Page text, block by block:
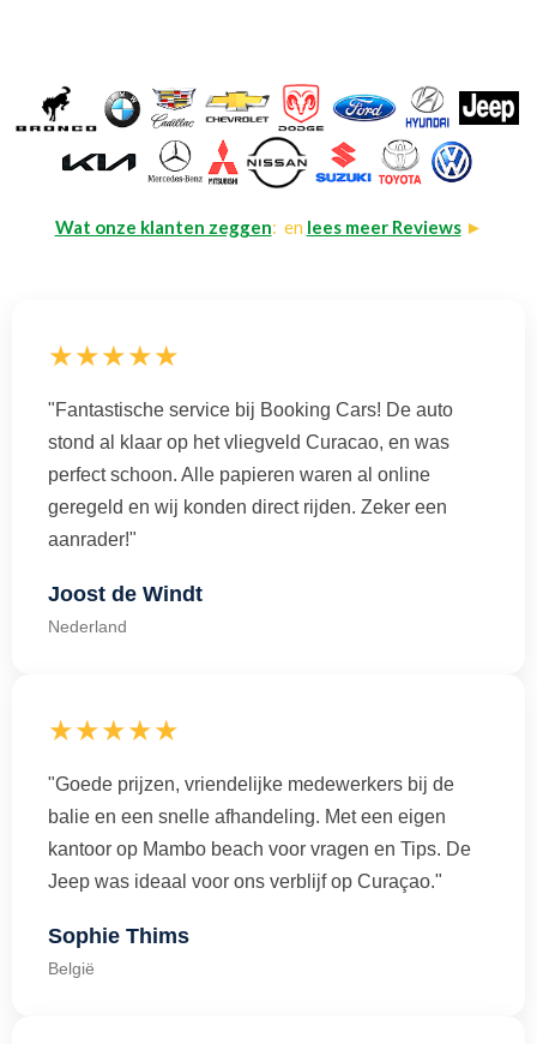
Wat onze klanten zeggen: en lees meer Reviews►
★★★★★
"Fantastische service bij Booking Cars! De auto
stond al klaar op het vliegveld Curacao, en was
perfect schoon. Alle papieren waren al online
geregeld en wij konden direct rijden. Zeker een
aanrader!"
Joost de Windt
Nederland
★★★★★
"Goede prijzen, vriendelijke medewerkers bij de
balie en een snelle afhandeling. Met een eigen
kantoor op Mambo beach voor vragen en Tips. De
Jeep was ideaal voor ons verblijf op Curaçao."
Sophie Thims
België